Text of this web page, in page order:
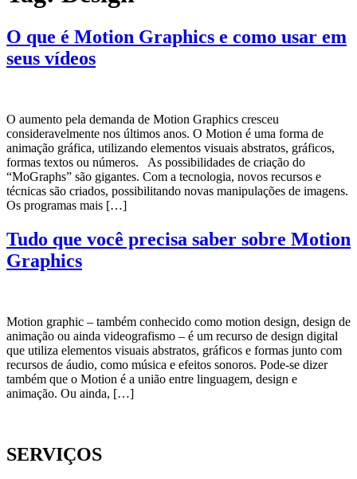
O que é Motion Graphics e como usar em
seus vídeos
O aumento pela demanda de Motion Graphics cresceu
consideravelmente nos últimos anos. O Motion é uma forma de
animação gráfica, utilizando elementos visuais abstratos, gráficos,
formas textos ou números. As possibilidades de criação do
“MoGraphs” são gigantes. Com a tecnologia, novos recursos e
técnicas são criados, possibilitando novas manipulações de imagens.
Os programas mais […]
Tudo que você precisa saber sobre Motion
Graphics
Motion graphic – também conhecido como motion design, design de
animação ou ainda videografismo – é um recurso de design digital
que utiliza elementos visuais abstratos, gráficos e formas junto com
recursos de áudio, como música e efeitos sonoros. Pode-se dizer
também que o Motion é a união entre linguagem, design e
animação. Ou ainda, […]
SERVIÇOS